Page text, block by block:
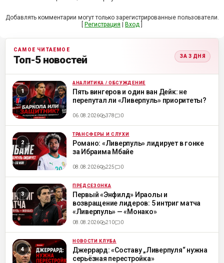
Добавлять комментарии могут только зарегистрированные пользователи.
Регистрация Вход
САМОЕ ЧИТАЕМОЕ
Топ-5 новостей ЗА 3 ДНЯ
ML АНАЛИТИКА / ОБСУЖДЕНИЕ
Пять вингеров и один ван Дейк: не
перепутал ли «Ливерпуль» приоритеты?
06.08.2026 378 0
ML ТРАНСФЕРЫ И СЛУХИ
Романо: «Ливерпуль» лидирует в гонке
за Ибраима Мбайе
08.08.2026 225 0
ML ПРЕДСЕЗОНКА
Первый «Энфилд» Ираолы и
возвращение лидеров: 5 интриг матча
«Ливерпуль» — «Монако»
08.08.2026 210 0
ML НОВОСТИ КЛУБА
Джеррард: «Составу „Ливерпуля“ нужна
серьёзная перестройка»